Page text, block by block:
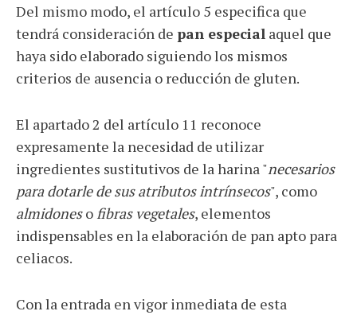
Del mismo modo, el artículo 5 especifica que
tendrá consideración de pan especial aquel que
haya sido elaborado siguiendo los mismos
criterios de ausencia o reducción de gluten.
El apartado 2 del artículo 11 reconoce
expresamente la necesidad de utilizar
ingredientes sustitutivos de la harina "necesarios
para dotarle de sus atributos intrínsecos", como
almidoneso fibras vegetales, elementos
indispensables en la elaboración de pan apto para
celiacos.
Con la entrada en vigor inmediata de esta